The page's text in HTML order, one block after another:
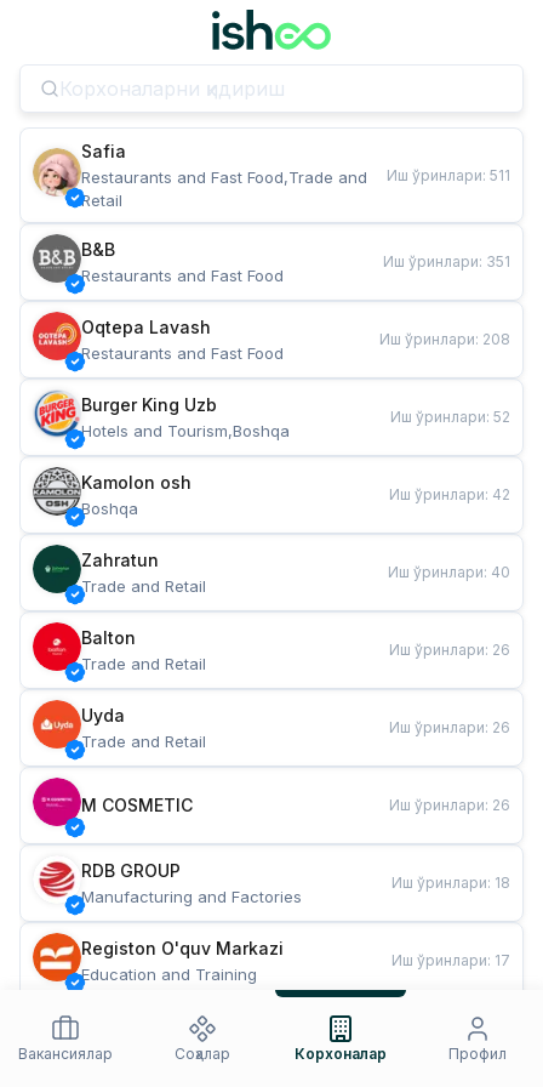
Safia
Restaurants and Fast Food,Trade and
Retail
Иш ўринлари: 511
B&B
Restaurants and Fast Food
Иш ўринлари: 351
Oqtepa Lavash
Restaurants and Fast Food
Иш ўринлари: 208
Burger King Uzb
Hotels and Tourism,Boshqa
Иш ўринлари: 52
Kamolon osh
Boshqa
Иш ўринлари: 42
Zahratun
Trade and Retail
Иш ўринлари: 40
Balton
Trade and Retail
Иш ўринлари: 26
Uyda
Trade and Retail
Иш ўринлари: 26
M COSMETIC Иш ўринлари: 26
RDB GROUP
Manufacturing and Factories
Иш ўринлари: 18
Registon O'quv Markazi
Education and Training
Иш ўринлари: 17
Restaurants and Fast Food
Иш ўринлари
Вакансиялар
Соҳалар Корхоналар Профил